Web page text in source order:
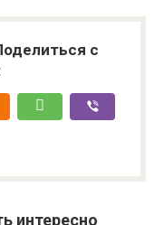
с
интересно